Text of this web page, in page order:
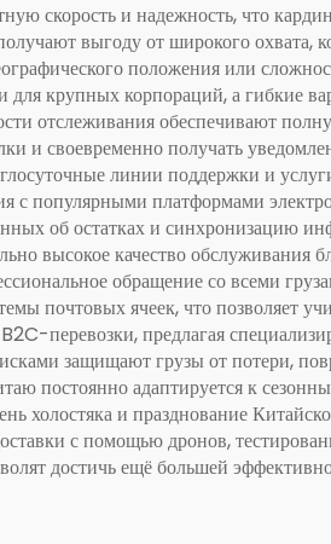
скорость и надежность, что
выгоду от широкого охвата,
положения или
для крупных корпораций, а гибкие
отслеживания обеспечивают
и своевременно получать
линии поддержки и
с популярными платформами
об остатках и
высокое качество обслуживания
обращение со всеми
почтовых ячеек, что позволяет
перевозки, предлагая
защищают грузы от потери,
постоянно адаптируется к
холостяка и празднование
с помощью дронов,
достичь ещё большей